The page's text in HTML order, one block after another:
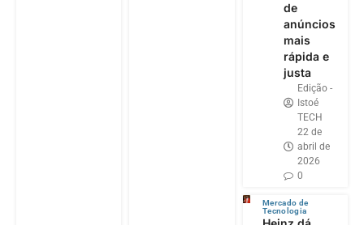
de
anúncios
mais
rápida e
justa
Edição -
Istoé
TECH
22 de
abril de
2026
0
Mercado de
Tecnologia